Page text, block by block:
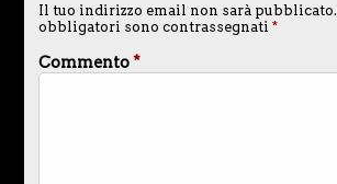
Il tuo indirizzo email non sarà pubblicato.
obbligatori sono contrassegnati *
Commento*